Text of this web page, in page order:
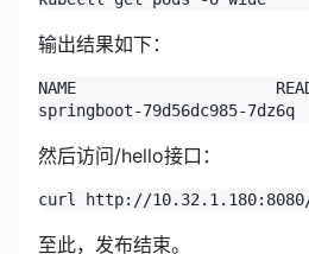
输出结果如下：
NAME                     READY
springboot-79d56dc985-
然后访问/hello接口：
curl http://
至此，发布结束。